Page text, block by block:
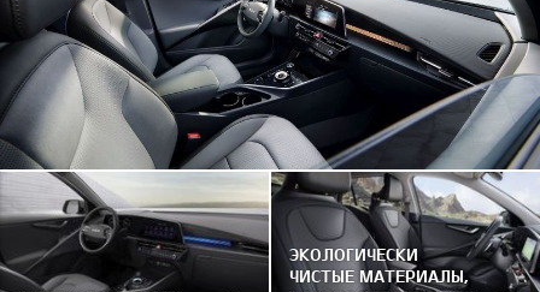
ЭКОЛОГИЧЕСКИ
ЧИСТЫЕ МАТЕРИАЛЫ,